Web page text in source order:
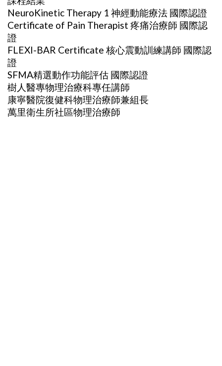
NeuroKinetic Therapy 1 神經動能療法 國際認證
Certificate of Pain Therapist 疼痛治療師 國際認
證
FLEXI-BAR Certificate 核心震動訓練講師 國際認
證
SFMA精選動作功能評估 國際認證
樹人醫專物理治療科專任講師
康寧醫院復健科物理治療師兼組長
萬里衛生所社區物理治療師